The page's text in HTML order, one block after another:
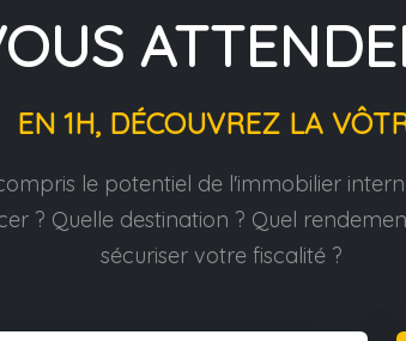
EN 1H, DÉCOUVREZ LA
le potentiel de l'immobilier
? Quelle destination ? Quel
sécuriser votre fiscalité ?